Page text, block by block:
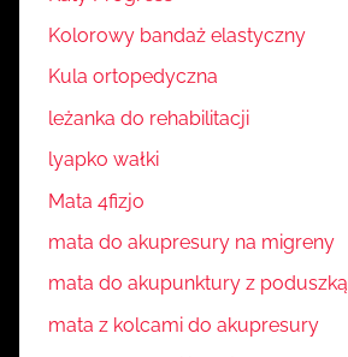
Kolorowy bandaż elastyczny
Kula ortopedyczna
leżanka do rehabilitacji
lyapko wałki
Mata 4fizjo
mata do akupresury na migreny
mata do akupunktury z poduszką
mata z kolcami do akupresury